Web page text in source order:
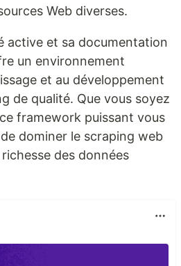
Web diverses.
active et sa documentation
un environnement
et au développement
de qualité. Que vous soyez
framework puissant vous
dominer le scraping web
des données